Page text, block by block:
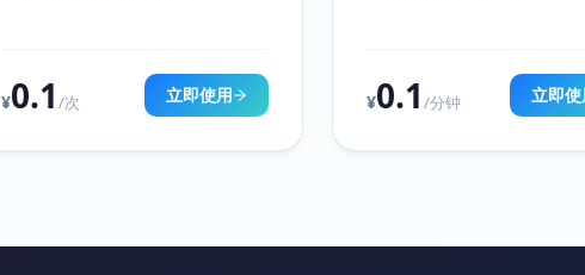
¥0.1 /次 立即使用 ¥0.1 /分钟 立即